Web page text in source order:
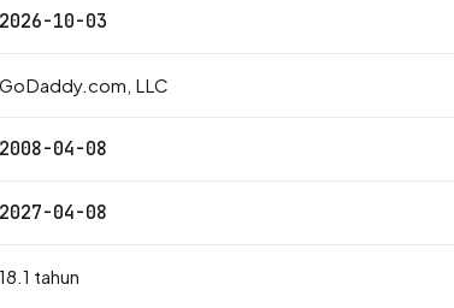
2026-10-03
GoDaddy.com, LLC
2008-04-08
2027-04-08
18.1 tahun